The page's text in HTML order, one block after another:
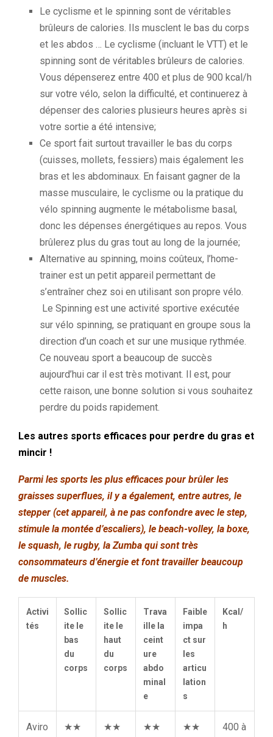
Le cyclisme et le spinning sont de véritables
brûleurs de calories. Ils musclent le bas du corps
et les abdos … Le cyclisme (incluant le VTT) et le
spinning sont de véritables brûleurs de calories.
Vous dépenserez entre 400 et plus de 900 kcal/h
sur votre vélo, selon la difficulté, et continuerez à
dépenser des calories plusieurs heures après si
votre sortie a été intensive;
Ce sport fait surtout travailler le bas du corps
(cuisses, mollets, fessiers) mais également les
bras et les abdominaux. En faisant gagner de la
masse musculaire, le cyclisme ou la pratique du
vélo spinning augmente le métabolisme basal,
donc les dépenses énergétiques au repos. Vous
brûlerez plus du gras tout au long de la journée;
Alternative au spinning, moins coûteux, l’home-
trainer est un petit appareil permettant de
s’entraîner chez soi en utilisant son propre vélo.
Le Spinning est une activité sportive exécutée
sur vélo spinning, se pratiquant en groupe sous la
direction d’un coach et sur une musique rythmée.
Ce nouveau sport a beaucoup de succès
aujourd’hui car il est très motivant. Il est, pour
cette raison, une bonne solution si vous souhaitez
perdre du poids rapidement.
Les autres sports efficaces pour perdre du gras et
mincir !
Parmi les sports les plus efficaces pour brûler les
graisses superflues, il y a également, entre autres, le
stepper (cet appareil, à ne pas confondre avec le step,
stimule la montée d’escaliers), le beach-volley, la boxe,
le squash, le rugby, la Zumba qui sont très
consommateurs d’énergie et font travailler beaucoup
de muscles.
Activi
tés
Sollic
ite le
bas
du
corps
Sollic
ite le
haut
du
corps
Trava
ille la
ceint
ure
abdo
minal
e
Faible
impa
ct sur
les
articu
lation
s
Kcal/
h
Aviro
★★
★★
★★
★★
400 à